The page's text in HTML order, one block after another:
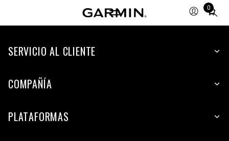
0
Total
items
cart:
SERVICIO AL CLIENTE
COMPAÑÍA
PLATAFORMAS